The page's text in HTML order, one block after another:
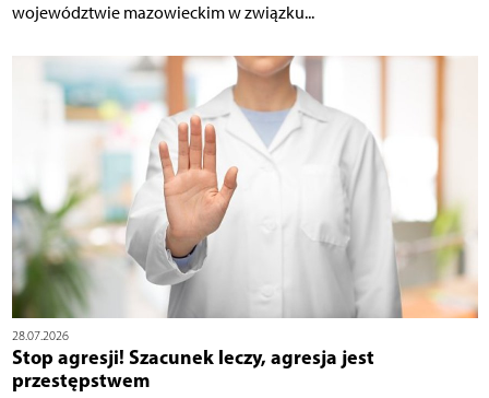
województwie mazowieckim w związku...
28.07.2026
Stop agresji! Szacunek leczy, agresja jest
przestępstwem